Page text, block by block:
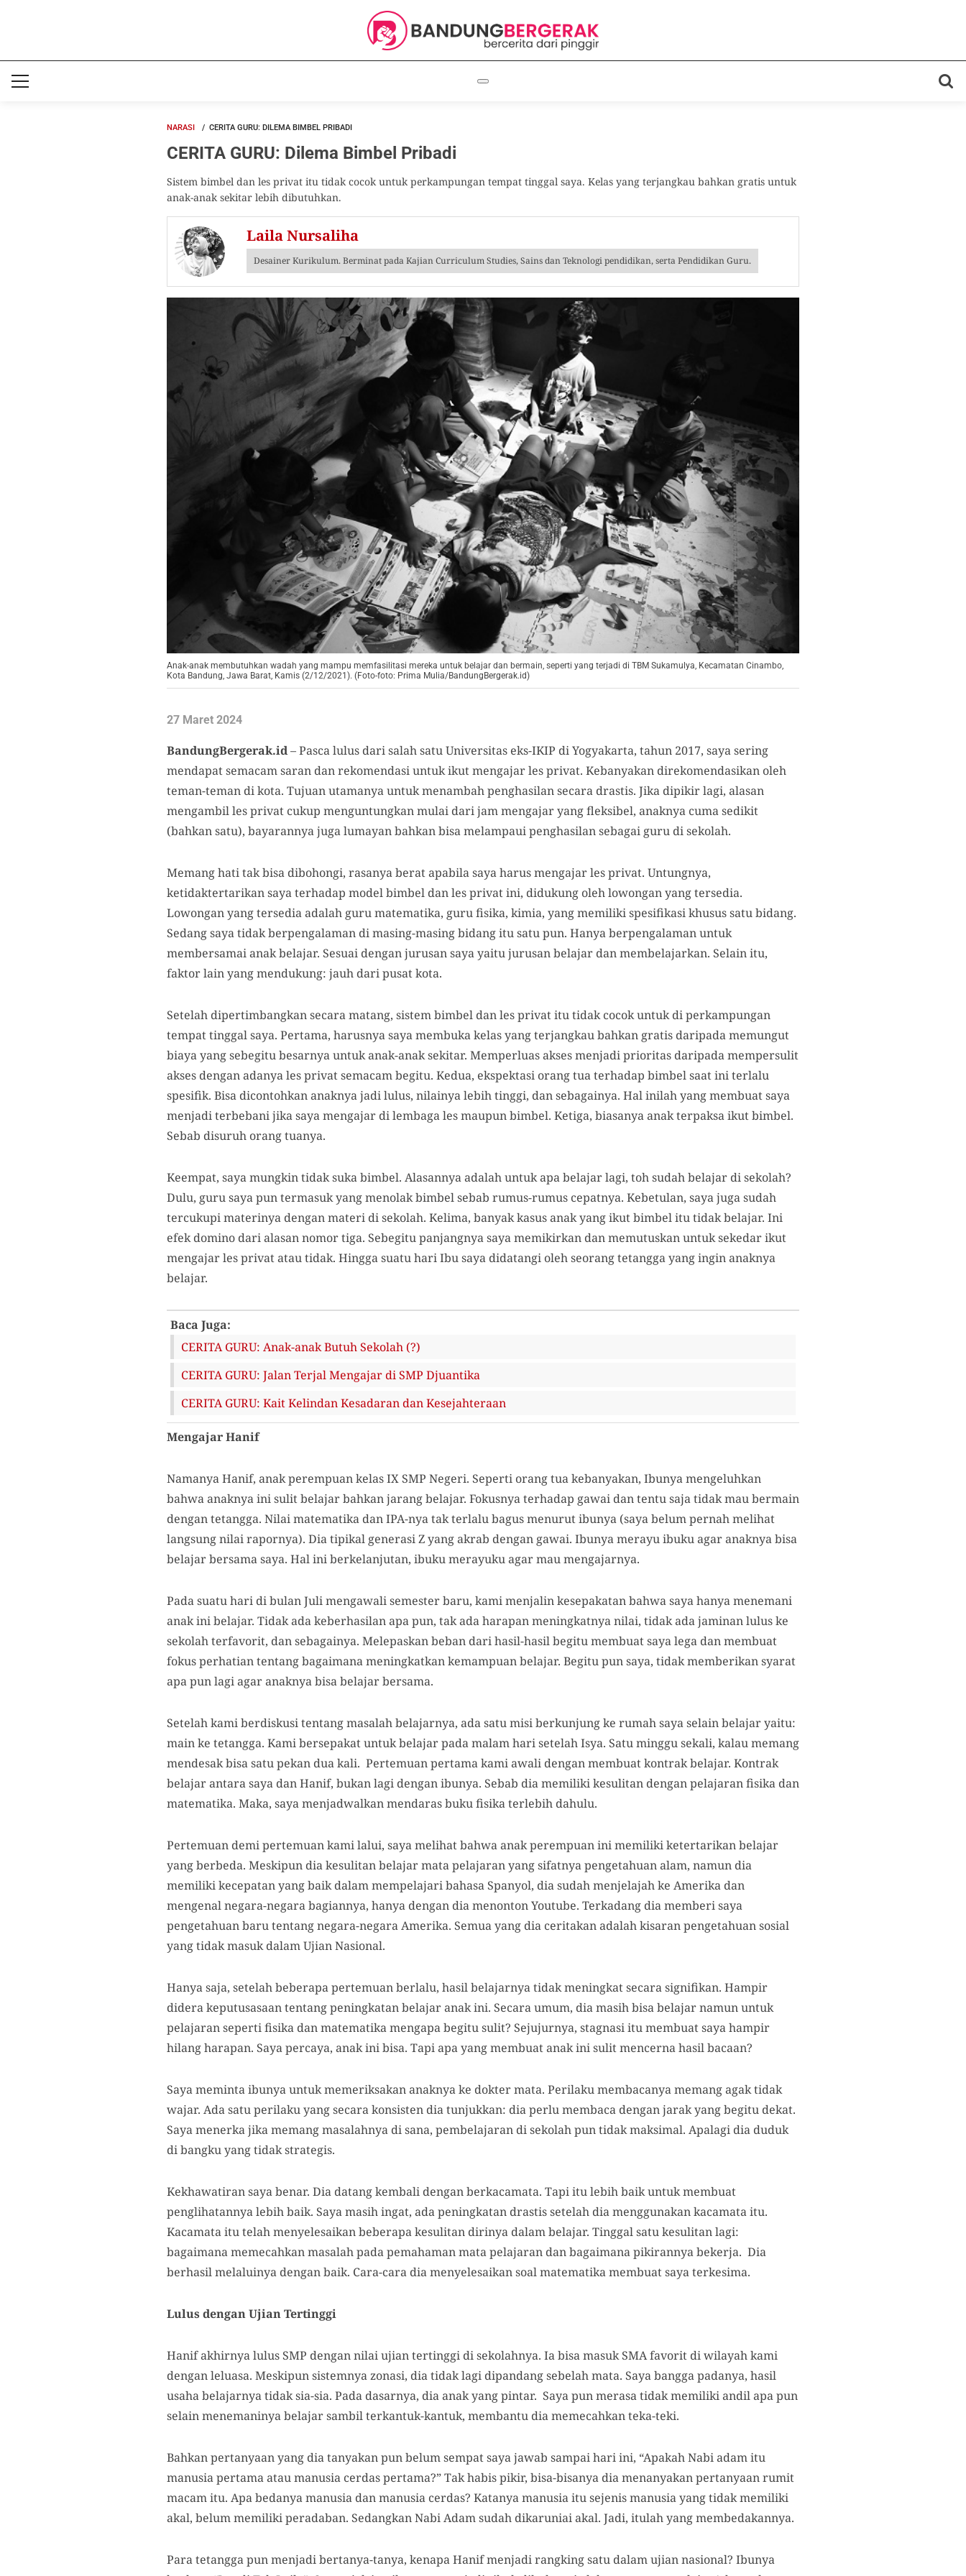
NARASI CERITA GURU: DILEMA BIMBEL PRIBADI
CERITA GURU: Dilema Bimbel Pribadi
Sistem bimbel dan les privat itu tidak cocok untuk perkampungan tempat tinggal saya. Kelas yang terjangkau bahkan gratis untuk
anak-anak sekitar lebih dibutuhkan.
Laila Nursaliha
Desainer Kurikulum. Berminat pada Kajian Curriculum Studies, Sains dan Teknologi pendidikan, serta Pendidikan Guru.
Anak-anak membutuhkan wadah yang mampu memfasilitasi mereka untuk belajar dan bermain, seperti yang terjadi di TBM Sukamulya, Kecamatan Cinambo,
Kota Bandung, Jawa Barat, Kamis (2/12/2021). (Foto-foto: Prima Mulia/BandungBergerak.id)
27 Maret 2024
BandungBergerak.id– Pasca lulus dari salah satu Universitas eks-IKIP di Yogyakarta, tahun 2017, saya sering
mendapat semacam saran dan rekomendasi untuk ikut mengajar les privat. Kebanyakan direkomendasikan oleh
teman-teman di kota. Tujuan utamanya untuk menambah penghasilan secara drastis. Jika dipikir lagi, alasan
mengambil les privat cukup menguntungkan mulai dari jam mengajar yang fleksibel, anaknya cuma sedikit
(bahkan satu), bayarannya juga lumayan bahkan bisa melampaui penghasilan sebagai guru di sekolah.
Memang hati tak bisa dibohongi, rasanya berat apabila saya harus mengajar les privat. Untungnya,
ketidaktertarikan saya terhadap model bimbel dan les privat ini, didukung oleh lowongan yang tersedia.
Lowongan yang tersedia adalah guru matematika, guru fisika, kimia, yang memiliki spesifikasi khusus satu bidang.
Sedang saya tidak berpengalaman di masing-masing bidang itu satu pun. Hanya berpengalaman untuk
membersamai anak belajar. Sesuai dengan jurusan saya yaitu jurusan belajar dan membelajarkan. Selain itu,
faktor lain yang mendukung: jauh dari pusat kota.
Setelah dipertimbangkan secara matang, sistem bimbel dan les privat itu tidak cocok untuk di perkampungan
tempat tinggal saya. Pertama, harusnya saya membuka kelas yang terjangkau bahkan gratis daripada memungut
biaya yang sebegitu besarnya untuk anak-anak sekitar. Memperluas akses menjadi prioritas daripada mempersulit
akses dengan adanya les privat semacam begitu. Kedua, ekspektasi orang tua terhadap bimbel saat ini terlalu
spesifik. Bisa dicontohkan anaknya jadi lulus, nilainya lebih tinggi, dan sebagainya. Hal inilah yang membuat saya
menjadi terbebani jika saya mengajar di lembaga les maupun bimbel. Ketiga, biasanya anak terpaksa ikut bimbel.
Sebab disuruh orang tuanya.
Keempat, saya mungkin tidak suka bimbel. Alasannya adalah untuk apa belajar lagi, toh sudah belajar di sekolah?
Dulu, guru saya pun termasuk yang menolak bimbel sebab rumus-rumus cepatnya. Kebetulan, saya juga sudah
tercukupi materinya dengan materi di sekolah. Kelima, banyak kasus anak yang ikut bimbel itu tidak belajar. Ini
efek domino dari alasan nomor tiga. Sebegitu panjangnya saya memikirkan dan memutuskan untuk sekedar ikut
mengajar les privat atau tidak. Hingga suatu hari Ibu saya didatangi oleh seorang tetangga yang ingin anaknya
belajar.
Baca Juga:
CERITA GURU: Anak-anak Butuh Sekolah (?)
CERITA GURU: Jalan Terjal Mengajar di SMP Djuantika
CERITA GURU: Kait Kelindan Kesadaran dan Kesejahteraan
Mengajar Hanif
Namanya Hanif, anak perempuan kelas IX SMP Negeri. Seperti orang tua kebanyakan, Ibunya mengeluhkan
bahwa anaknya ini sulit belajar bahkan jarang belajar. Fokusnya terhadap gawai dan tentu saja tidak mau bermain
dengan tetangga. Nilai matematika dan IPA-nya tak terlalu bagus menurut ibunya (saya belum pernah melihat
langsung nilai rapornya). Dia tipikal generasi Z yang akrab dengan gawai. Ibunya merayu ibuku agar anaknya bisa
belajar bersama saya. Hal ini berkelanjutan, ibuku merayuku agar mau mengajarnya.
Pada suatu hari di bulan Juli mengawali semester baru, kami menjalin kesepakatan bahwa saya hanya menemani
anak ini belajar. Tidak ada keberhasilan apa pun, tak ada harapan meningkatnya nilai, tidak ada jaminan lulus ke
sekolah terfavorit, dan sebagainya. Melepaskan beban dari hasil-hasil begitu membuat saya lega dan membuat
fokus perhatian tentang bagaimana meningkatkan kemampuan belajar. Begitu pun saya, tidak memberikan syarat
apa pun lagi agar anaknya bisa belajar bersama.
Setelah kami berdiskusi tentang masalah belajarnya, ada satu misi berkunjung ke rumah saya selain belajar yaitu:
main ke tetangga. Kami bersepakat untuk belajar pada malam hari setelah Isya. Satu minggu sekali, kalau memang
mendesak bisa satu pekan dua kali. Pertemuan pertama kami awali dengan membuat kontrak belajar. Kontrak
belajar antara saya dan Hanif, bukan lagi dengan ibunya. Sebab dia memiliki kesulitan dengan pelajaran fisika dan
matematika. Maka, saya menjadwalkan mendaras buku fisika terlebih dahulu.
Pertemuan demi pertemuan kami lalui, saya melihat bahwa anak perempuan ini memiliki ketertarikan belajar
yang berbeda. Meskipun dia kesulitan belajar mata pelajaran yang sifatnya pengetahuan alam, namun dia
memiliki kecepatan yang baik dalam mempelajari bahasa Spanyol, dia sudah menjelajah ke Amerika dan
mengenal negara-negara bagiannya, hanya dengan dia menonton Youtube. Terkadang dia memberi saya
pengetahuan baru tentang negara-negara Amerika. Semua yang dia ceritakan adalah kisaran pengetahuan sosial
yang tidak masuk dalam Ujian Nasional.
Hanya saja, setelah beberapa pertemuan berlalu, hasil belajarnya tidak meningkat secara signifikan. Hampir
didera keputusasaan tentang peningkatan belajar anak ini. Secara umum, dia masih bisa belajar namun untuk
pelajaran seperti fisika dan matematika mengapa begitu sulit? Sejujurnya, stagnasi itu membuat saya hampir
hilang harapan. Saya percaya, anak ini bisa. Tapi apa yang membuat anak ini sulit mencerna hasil bacaan?
Saya meminta ibunya untuk memeriksakan anaknya ke dokter mata. Perilaku membacanya memang agak tidak
wajar. Ada satu perilaku yang secara konsisten dia tunjukkan: dia perlu membaca dengan jarak yang begitu dekat.
Saya menerka jika memang masalahnya di sana, pembelajaran di sekolah pun tidak maksimal. Apalagi dia duduk
di bangku yang tidak strategis.
Kekhawatiran saya benar. Dia datang kembali dengan berkacamata. Tapi itu lebih baik untuk membuat
penglihatannya lebih baik. Saya masih ingat, ada peningkatan drastis setelah dia menggunakan kacamata itu.
Kacamata itu telah menyelesaikan beberapa kesulitan dirinya dalam belajar. Tinggal satu kesulitan lagi:
bagaimana memecahkan masalah pada pemahaman mata pelajaran dan bagaimana pikirannya bekerja. Dia
berhasil melaluinya dengan baik. Cara-cara dia menyelesaikan soal matematika membuat saya terkesima.
Lulus dengan Ujian Tertinggi
Hanif akhirnya lulus SMP dengan nilai ujian tertinggi di sekolahnya. Ia bisa masuk SMA favorit di wilayah kami
dengan leluasa. Meskipun sistemnya zonasi, dia tidak lagi dipandang sebelah mata. Saya bangga padanya, hasil
usaha belajarnya tidak sia-sia. Pada dasarnya, dia anak yang pintar. Saya pun merasa tidak memiliki andil apa pun
selain menemaninya belajar sambil terkantuk-kantuk, membantu dia memecahkan teka-teki.
Bahkan pertanyaan yang dia tanyakan pun belum sempat saya jawab sampai hari ini, “Apakah Nabi adam itu
manusia pertama atau manusia cerdas pertama?” Tak habis pikir, bisa-bisanya dia menanyakan pertanyaan rumit
macam itu. Apa bedanya manusia dan manusia cerdas? Katanya manusia itu sejenis manusia yang tidak memiliki
akal, belum memiliki peradaban. Sedangkan Nabi Adam sudah dikaruniai akal. Jadi, itulah yang membedakannya.
Para tetangga pun menjadi bertanya-tanya, kenapa Hanif menjadi rangking satu dalam ujian nasional? Ibunya